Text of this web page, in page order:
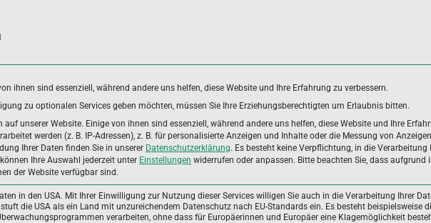
ANWENDUNGSBEREICHE ANWENDERGRUPPEN
Wenn der Körper ins Schwitzen gerät
ihnen sind essenziell, während andere uns helfen, diese Website und Ihre Erfahrung zu verbessern.
zu optionalen Services geben möchten, müssen Sie Ihre Erziehungsberechtigten um Erlaubnis bitten.
unserer Website. Einige von ihnen sind essenziell, während andere uns helfen, diese Website und Ihre
werden (z. B. IP-Adressen), z. B. für personalisierte Anzeigen und Inhalte oder die Messung von
Ihrer Daten finden Sie in unserer Datenschutzerklärung. Es besteht keine Verpflichtung, in die Verarbeitung
Ihre Auswahl jederzeit unter Einstellungen widerrufen oder anpassen. Bitte beachten Sie, dass aufgrund
der Website verfügbar sind.
in den USA. Mit Ihrer Einwilligung zur Nutzung dieser Services willigen Sie auch in die Verarbeitung Ihrer
die USA als ein Land mit unzureichendem Datenschutz nach EU-Standards ein. Es besteht beispielsweise
verarbeiten, ohne dass für Europäerinnen und Europäer eine Klagemöglichkeit